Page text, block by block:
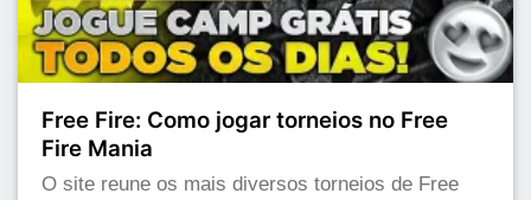
Free Fire: Como jogar torneios no Free
Fire Mania
O site reune os mais diversos torneios de Free